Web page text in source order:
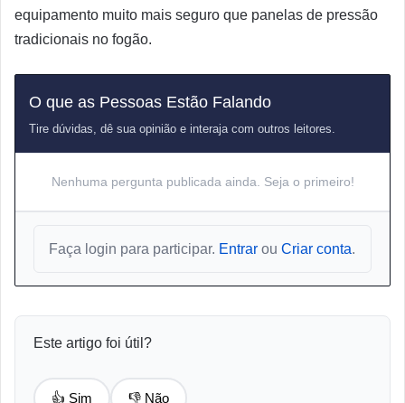
equipamento muito mais seguro que panelas de pressão
tradicionais no fogão.
O que as Pessoas Estão Falando
Tire dúvidas, dê sua opinião e interaja com outros leitores.
Nenhuma pergunta publicada ainda. Seja o primeiro!
Faça login para participar. Entrar ou Criar conta.
Este artigo foi útil?
👍 Sim 👎 Não